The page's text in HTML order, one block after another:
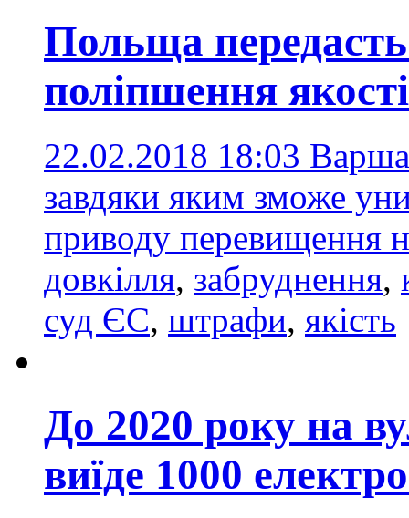
Польща
поліпшення
22.02.2018 18:03
завдяки яким зможе
приводу перевищення
довкілля, забруднення,
суд ЄС, штрафи, якість
До 2020 року на
виїде 1000